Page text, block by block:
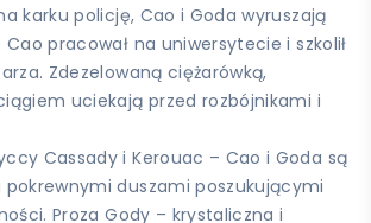
karku policję, Cao i Goda wyruszają
pracował na uniwersytecie i szkolił
Zdezelowaną ciężarówką,
uciekają przed rozbójnikami i
Cassady i Kerouac – Cao i Goda są
duszami poszukującymi
Proza Gody – krystaliczna i